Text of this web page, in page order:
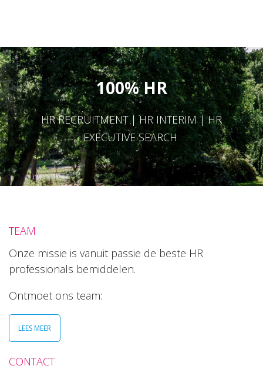
100% HR
HR RECRUITMENT | HR INTERIM | HR
EXECUTIVE SEARCH
TEAM
Onze missie is vanuit passie de beste HR
professionals bemiddelen.
Ontmoet ons team:
LEES MEER
CONTACT